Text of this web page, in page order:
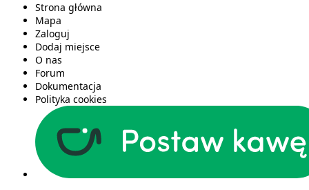
Strona główna
Mapa
Zaloguj
Dodaj miejsce
O nas
Forum
Dokumentacja
Polityka cookies